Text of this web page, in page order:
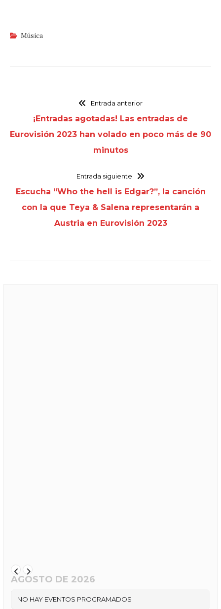
Música
Entrada anterior
¡Entradas agotadas! Las entradas de
Eurovisión 2023 han volado en poco más de 90
minutos
Entrada siguiente
Escucha “Who the hell is Edgar?”, la canción
con la que Teya & Salena representarán a
Austria en Eurovisión 2023
AGOSTO DE 2026
NO HAY EVENTOS PROGRAMADOS